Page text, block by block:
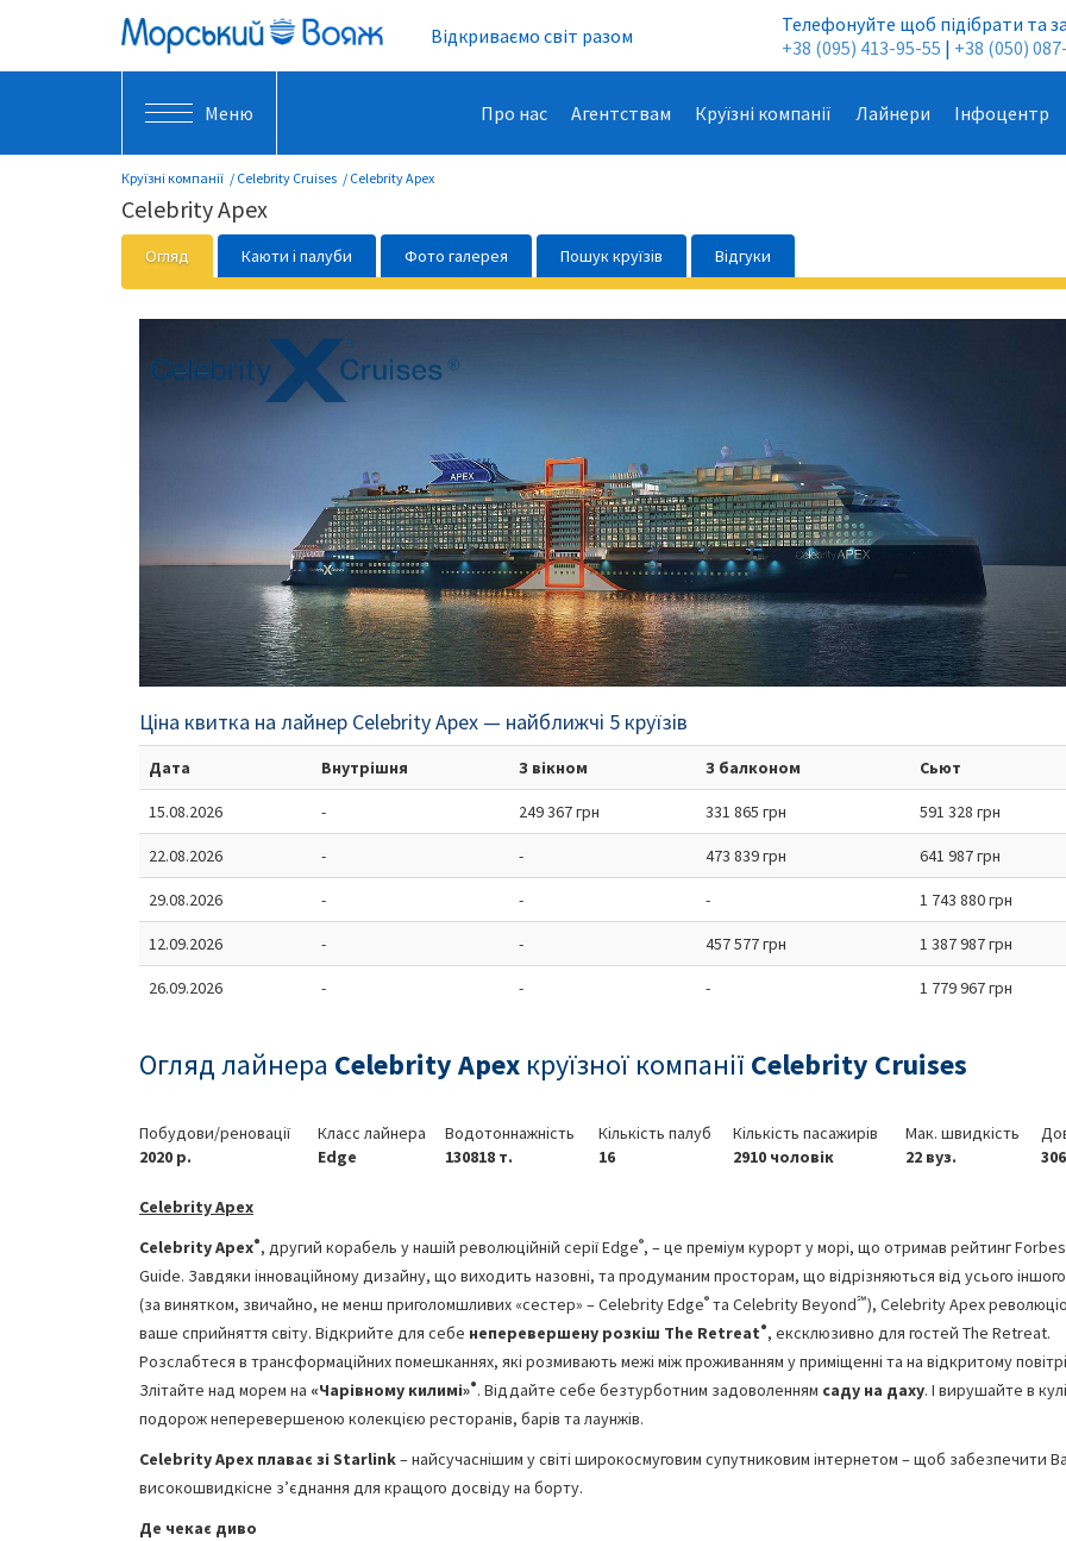
Відкриваємо світ разом
Телефонуйте щоб підібрати та
+38 (095) 413-95-55 | +38 (050)
Меню Про нас Агентствам Круїзні компанії Лайнери Інфоцентр
Круїзні компанії Celebrity Cruises Celebrity Apex
Celebrity Apex
Огляд Каюти і палуби Фото галерея Пошук круїзів Відгуки
Ціна квитка на лайнер Celebrity Apex — найближчі 5 круїзів
Дата Внутрішня З вікном З балконом Сьют
15.08.2026 - 249 367 грн 331 865 грн 591 328 грн
22.08.2026 - - 473 839 грн 641 987 грн
29.08.2026 - - - 1 743 880 грн
12.09.2026 - - 457 577 грн 1 387 987 грн
26.09.2026 - - - 1 779 967 грн
Огляд лайнера Celebrity Apex круїзної компанії Celebrity Cruises
Побудови/реновації
2020 р.
Класс лайнера
Edge
Водотоннажність
130818 т.
Кількість палуб
16
Кількість пасажирів
2910 чоловік
Мак. швидкість
22 вуз.
CelebrityApex
CelebrityApex®, другий корабель у нашій революційній серії Edge®, – це преміум курорт у морі, що отримав рейтинг
Guide. Завдяки інноваційному дизайну, що виходить назовні, та продуманим просторам, що відрізняються від усього іншого
(за винятком, звичайно, не менш приголомшливих «сестер» – Celebrity Edge® та Celebrity Beyond℠), Celebrity Apex
ваше сприйняття світу. Відкрийте для себе неперевершену розкіш The Retreat®, ексклюзивно для гостей The Retreat.
Розслабтеся в трансформаційних помешканнях, які розмивають межі між проживанням у приміщенні та на відкритому
Злітайте над морем на «Чарівному килимі»®. Віддайте себе безтурботним задоволенням саду на даху. І вирушайте в
подорож неперевершеною колекцією ресторанів, барів та лаунжів.
CelebrityApex плаває зі Starlink– найсучаснішим у світі широкосмуговим супутниковим інтернетом – щоб забезпечити
високошвидкісне з’єднання для кращого досвіду на борту.
Де чекає диво